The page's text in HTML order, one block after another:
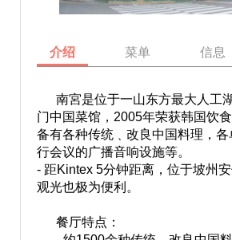
介绍 菜单 信息
南宮是位于一山东方最大人工
门中国菜馆，2005年荣获韩国饮食
备有各种传统﹑改良中国料理，
行会议的广播音响设施等。
- 距Kintex 5分钟距离，位于坡州
观光也极为便利。
餐厅特点：